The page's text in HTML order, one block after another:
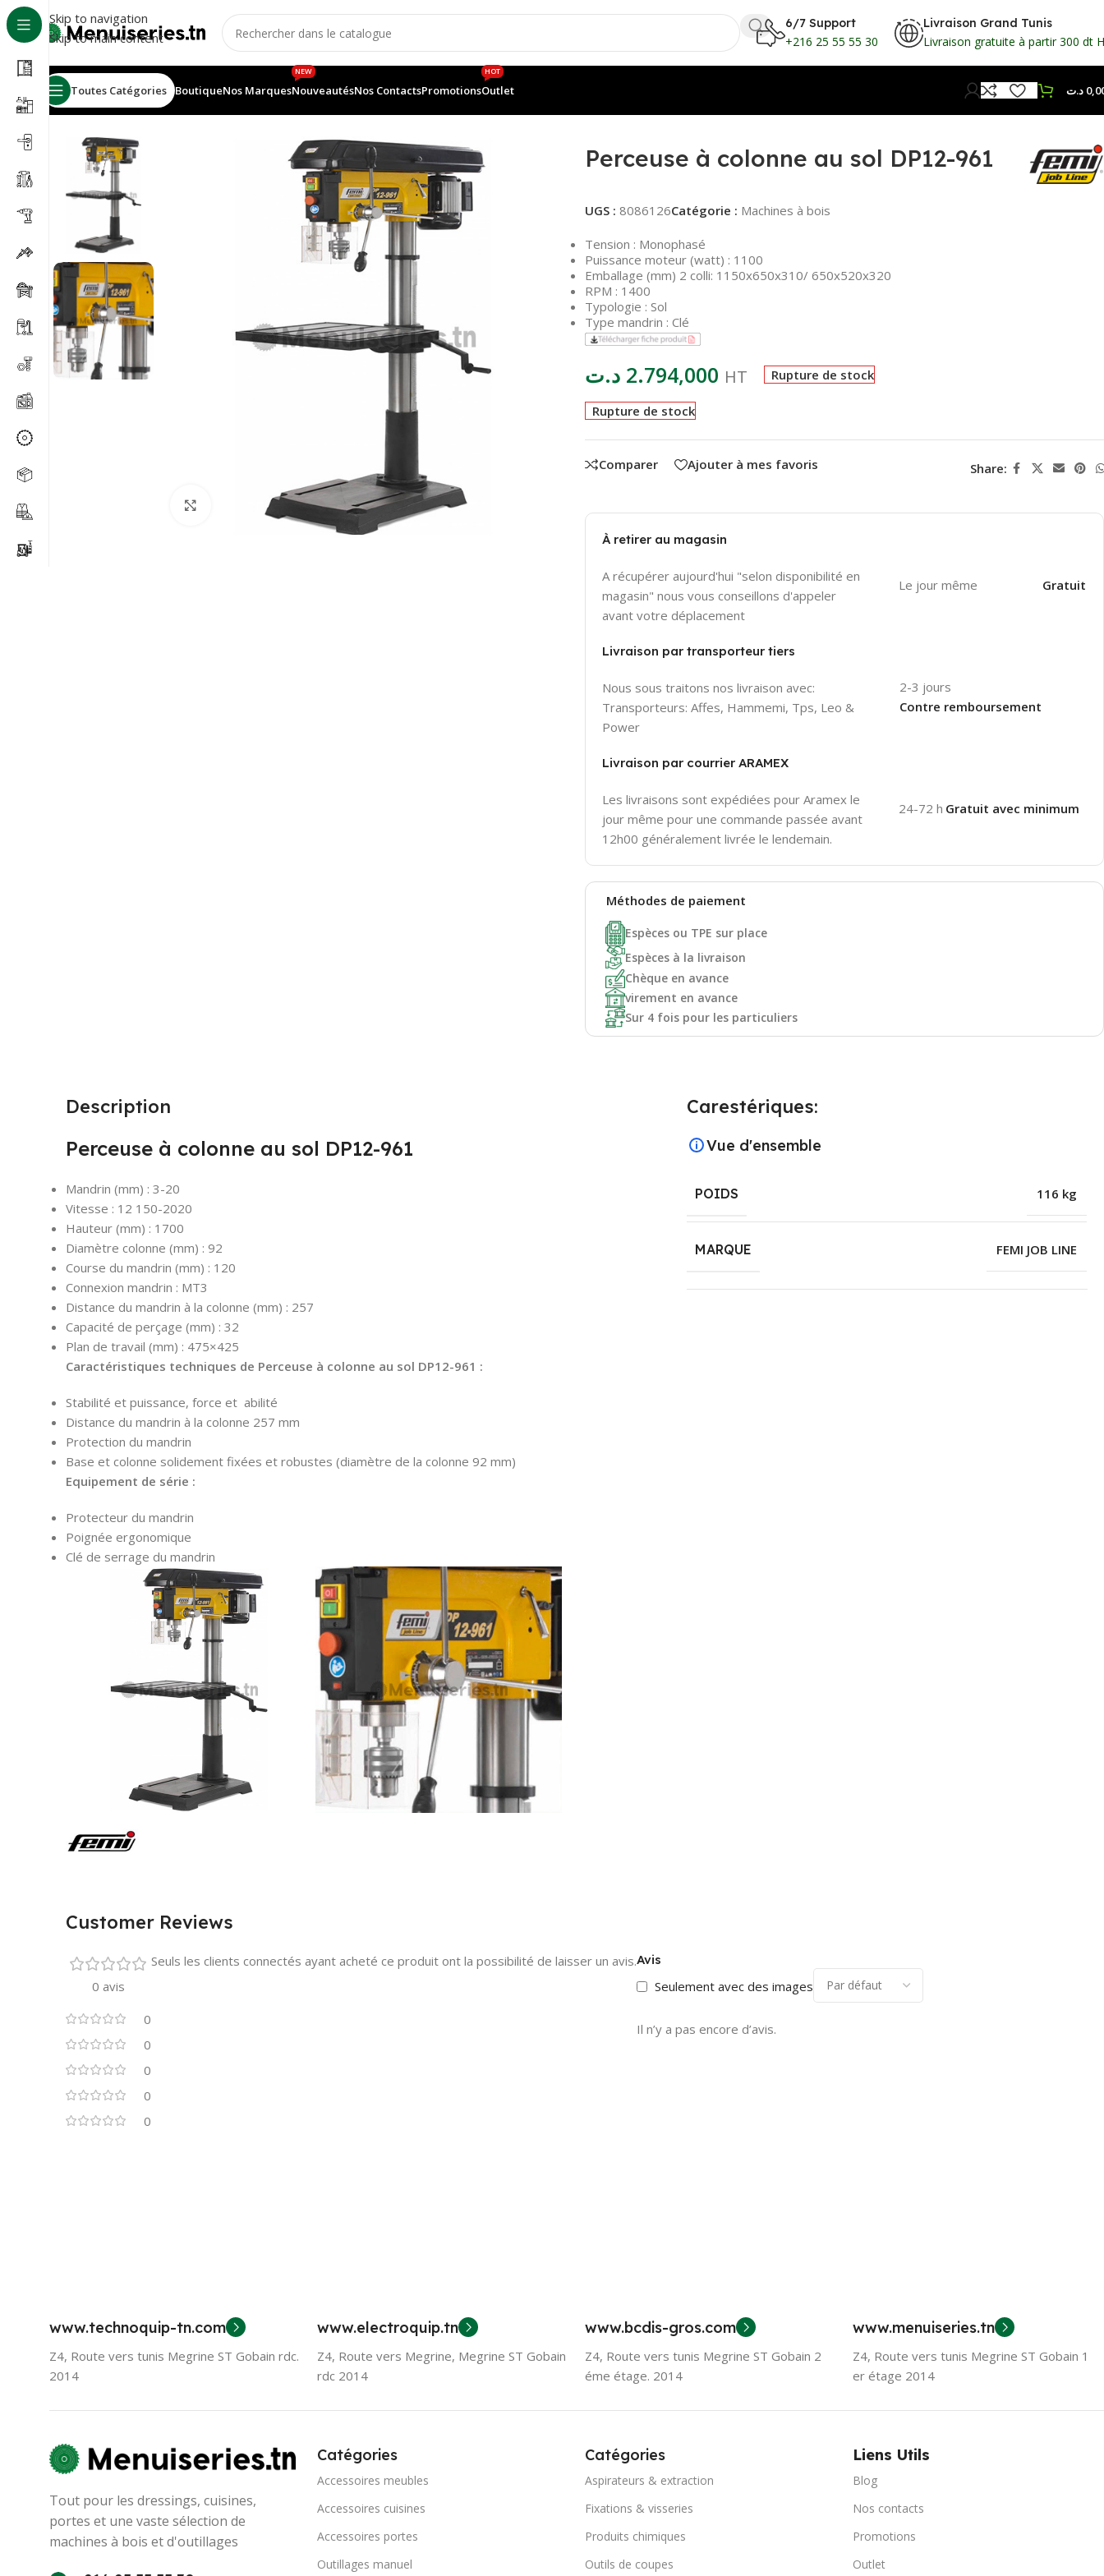
Skip to navigation
Skip to main content
6/7 Support
+216 25 55 55 30
Livraison Grand Tunis
Livraison gratuite à partir 300 dt
Toutes Catégories BoutiqueNos MarquesNouveautés
NEW
Nos ContactsPromotionsOutlet
HOT
د.ت
Accueil/Machines à bois
Perceuse à colonne au sol DP12-961
UGS : 8086126Catégorie : Machines à bois
Tension : Monophasé
Puissance moteur (watt) : 1100
Emballage (mm) 2 colli: 1150x650x310/ 650x520x320
RPM : 1400
Typologie : Sol
Type mandrin : Clé
2.794,000 د.ت HT Rupture de stock
Rupture de stock
Comparer Ajouter à mes favoris Share:
À retirer au magasin
A récupérer aujourd'hui "selon disponibilité en
magasin" nous vous conseillons d'appeler
avant votre déplacement
Le jour même Gratuit
Livraison par transporteur tiers
Nous sous traitons nos livraison avec:
Transporteurs: Affes, Hammemi, Tps, Leo &
Power
2-3 jours
Contre remboursement
Livraison par courrier ARAMEX
Les livraisons sont expédiées pour Aramex le
jour même pour une commande passée avant
12h00 généralement livrée le lendemain.
24-72 h Gratuit avec minimum
Méthodes de paiement
Espèces ou TPE sur place
Espèces à la livraison
Chèque en avance
virement en avance
Sur 4 fois pour les particuliers
Description
Perceuse à colonne au sol DP12-961
Mandrin (mm) : 3-20
Vitesse : 12 150-2020
Hauteur (mm) : 1700
Diamètre colonne (mm) : 92
Course du mandrin (mm) : 120
Connexion mandrin : MT3
Distance du mandrin à la colonne (mm) : 257
Capacité de perçage (mm) : 32
Plan de travail (mm) : 475×425
Caractéristiques techniques de Perceuse à colonne au sol DP12-961 :
Stabilité et puissance, force et abilité
Distance du mandrin à la colonne 257 mm
Protection du mandrin
Base et colonne solidement fixées et robustes (diamètre de la colonne 92 mm)
Equipement de série :
Protecteur du mandrin
Poignée ergonomique
Clé de serrage du mandrin
Carestériques:
Vue d'ensemble
POIDS 116 kg
MARQUE FEMI JOB LINE
Customer Reviews
0 avis
0
0
0
0
0
Avis
Seulement avec des images
Il n’y a pas encore d’avis.
Seuls les clients connectés ayant acheté ce produit ont la possibilité de laisser un avis.
www.technoquip-tn.com
Z4, Route vers tunis Megrine ST Gobain rdc.
2014
www.electroquip.tn
Z4, Route vers Megrine, Megrine ST Gobain
rdc 2014
www.bcdis-gros.com
Z4, Route vers tunis Megrine ST Gobain 2
éme étage. 2014
www.menuiseries.tn
Z4, Route vers tunis Megrine ST Gobain 1
er étage 2014
Tout pour les dressings, cuisines,
portes et une vaste sélection de
machines à bois et d'outillages
Catégories
Accessoires meubles
Accessoires cuisines
Accessoires portes
Outillages manuel
Catégories
Aspirateurs & extraction
Fixations & visseries
Produits chimiques
Outils de coupes
Liens Utils
Blog
Nos contacts
Promotions
Outlet